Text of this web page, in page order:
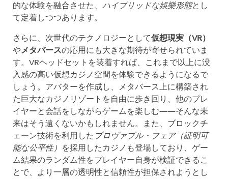
的な体験を融合させた、 ハイブリッドな娛樂形態とし
て定着しつつあります。
さらに、次世代のテクノロジーとして仮想現実（VR）
やメタバースの応用にも大きな期待が寄せられていま
す。VRヘッドセットを装着すれば、これまで以上に没
入感の高い仮想カジノ空間を体験できるようになるで
しょう。アバターを作成し、メタバース上に構築され
た巨大なカジノリゾートを自由に歩き回り、他のプレ
イヤーと会話をしながらゲームを楽しむ――そんな未
来はそう遠くないかもしれません。また、ブロックチ
ェーン技術を利用した プロヴァブル・フェア（証明可
能な公平性） を採用したカジノも登場しており、ゲー
ム結果のランダム性をプレイヤー自身が検証できるこ
とで、より一層の透明性と信頼性が担保されようとし